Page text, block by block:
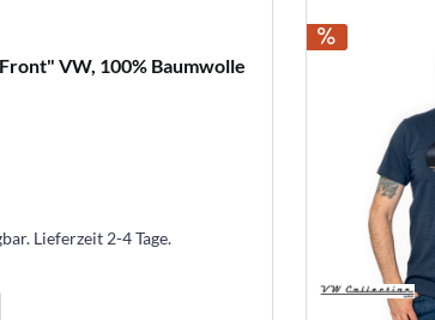
VW, 100% Baumwolle
Lieferzeit 2-4 Tage.